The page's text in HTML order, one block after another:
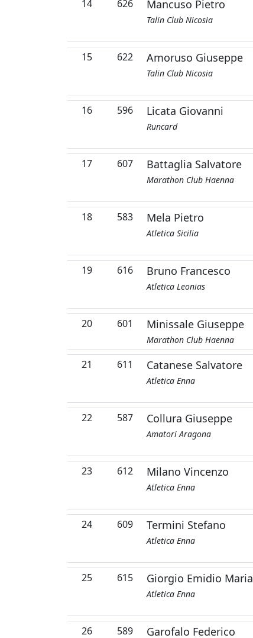
14 626 Mancuso Pietro
Talin Club Nicosia
15 622 Amoruso Giuseppe
Talin Club Nicosia
16 596 Licata Giovanni
Runcard
17 607 Battaglia Salvatore
Marathon Club Haenna
18 583 Mela Pietro
Atletica Sicilia
19 616 Bruno Francesco
Atletica Leonias
20 601 Minissale Giuseppe
Marathon Club Haenna
21 611 Catanese Salvatore
Atletica Enna
22 587 Collura Giuseppe
Amatori Aragona
23 612 Milano Vincenzo
Atletica Enna
24 609 Termini Stefano
Atletica Enna
25 615 Giorgio Emidio Maria
Atletica Enna
26 589 Garofalo Federico